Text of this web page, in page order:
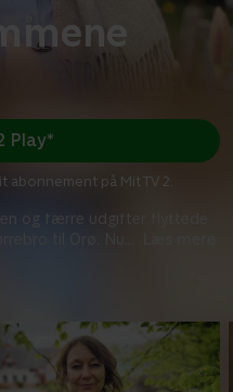
og færre udgifter flyttede
til Orø. Nu
Play*
abonnement på Mit TV 2.